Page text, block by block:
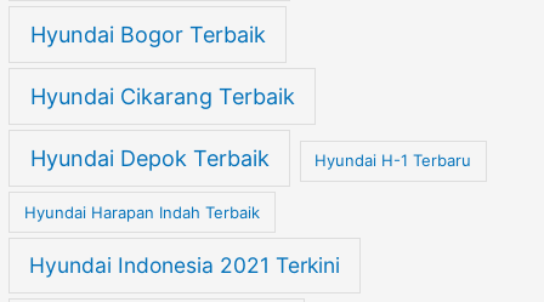
Hyundai Bogor Terbaik
Hyundai Cikarang Terbaik
Hyundai Depok Terbaik Hyundai H-1 Terbaru
Hyundai Harapan Indah Terbaik
Hyundai Indonesia 2021 Terkini